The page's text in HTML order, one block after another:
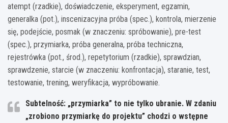
atempt (rzadkie), doświadczenie, eksperyment, egzamin,
generalka (pot.), inscenizacyjna próba (spec.), kontrola, mierzenie
się, podejście, posmak (w znaczeniu: spróbowanie), pre-test
(spec.), przymiarka, próba generalna, próba techniczna,
rejestrówka (pot., środ.), repetytorium (rzadkie), sprawdzian,
sprawdzenie, starcie (w znaczeniu: konfrontacja), staranie, test,
testowanie, trening, weryfikacja, wypróbowanie.
Subtelność: „przymiarka” to nie tylko ubranie. W zdaniu
„zrobiono przymiarkę do projektu” chodzi o wstępne